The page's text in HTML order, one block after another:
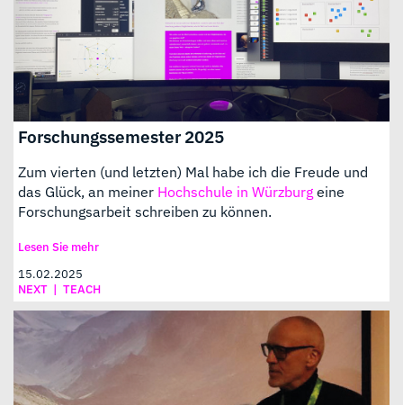
Forschungssemester 2025
Zum vierten (und letzten) Mal habe ich die Freude und
das Glück, an meiner Hochschule in Würzburg eine
Forschungsarbeit schreiben zu können.
Lesen Sie mehr
15.02.2025
NEXT | TEACH